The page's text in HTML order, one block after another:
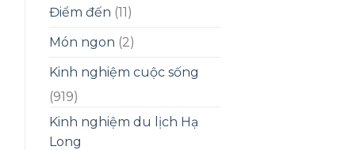
Điểm đến (11)
Món ngon (2)
Kinh nghiệm cuộc sống
(919)
Kinh nghiệm du lịch Hạ
Long